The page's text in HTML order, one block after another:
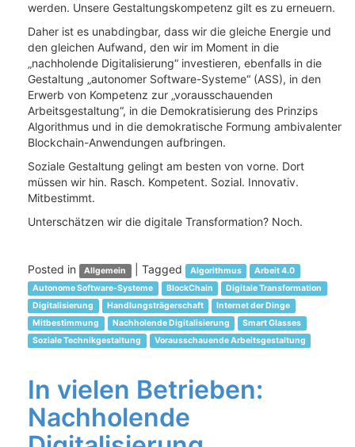
werden. Unsere Gestaltungskompetenz gilt es zu erneuern.
Daher ist es unabdingbar, dass wir die gleiche Energie und
den gleichen Aufwand, den wir im Moment in die
„nachholende Digitalisierung“ investieren, ebenfalls in die
Gestaltung „autonomer Software-Systeme“ (ASS), in den
Erwerb von Kompetenz zur „vorausschauenden
Arbeitsgestaltung“, in die Demokratisierung des Prinzips
Algorithmus und in die demokratische Formung ambivalenter
Blockchain-Anwendungen aufbringen.
Soziale Gestaltung gelingt am besten von vorne. Dort
müssen wir hin. Rasch. Kompetent. Sozial. Innovativ.
Mitbestimmt.
Unterschätzen wir die digitale Transformation? Noch.
Posted in Allgemein Tagged Algorithmus
Arbeit 4.0
Autonome Software-Systeme
BlockChain
Digitale Transformation
Digitalisierung
Handlungsträgerschaft
Internet der Dinge
Mitbestimmung
Nachholende Digitalisierung
Smart Glasses
Soziale Technikgestaltung
Vorausschauende Arbeitsgestaltung
In vielen Betrieben:
Nachholende